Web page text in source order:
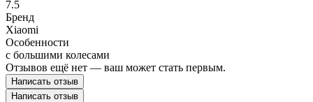
7.5
Бренд
Xiaomi
Особенности
с большими колесами
Отзывов ещё нет — ваш может стать первым.
Написать отзыв
Написать отзыв